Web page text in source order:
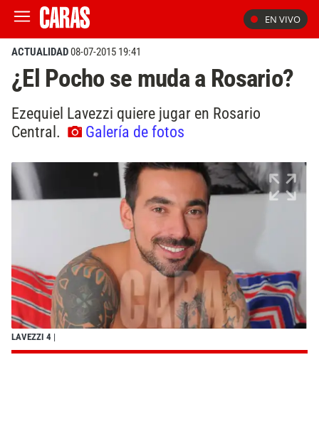
EN VIVO
ACTUALIDAD08-07-2015 19:41
¿El Pocho se muda a Rosario?
Ezequiel Lavezzi quiere jugar en Rosario
Central.
Galería de fotos
LAVEZZI 4 |